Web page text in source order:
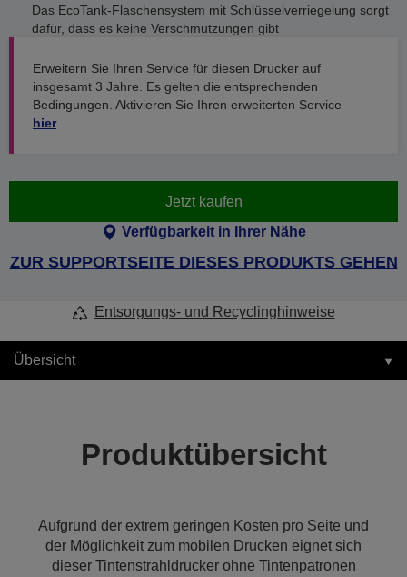
Das EcoTank-Flaschensystem mit Schlüsselverriegelung sorgt
dafür, dass es keine Verschmutzungen gibt
Erweitern Sie Ihren Service für diesen Drucker auf
insgesamt 3 Jahre. Es gelten die entsprechenden
Bedingungen. Aktivieren Sie Ihren erweiterten Service
hier
Jetzt kaufen
Verfügbarkeit in Ihrer Nähe
ZUR SUPPORTSEITE DIESES PRODUKTS GEHEN
Entsorgungs- und Recyclinghinweise
Übersicht
Produktübersicht
Aufgrund der extrem geringen Kosten pro Seite und
der Möglichkeit zum mobilen Drucken eignet sich
dieser Tintenstrahldrucker ohne Tintenpatronen